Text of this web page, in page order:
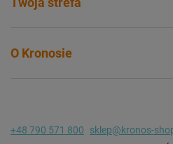
O Kronosie
+48 790 571 800
sklep@kronos-